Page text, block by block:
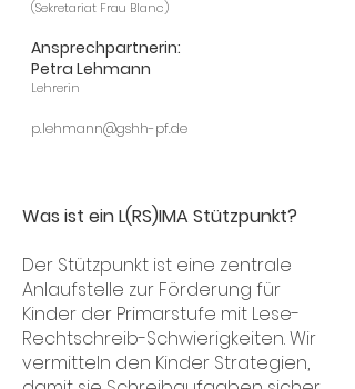
(Sekretariat Frau Blanc)
Ansprechpartnerin:
Petra Lehmann
Lehrerin
p.lehmann@gshh-pf.de
Was ist ein L(RS)IMA Stützpunkt?
Der Stützpunkt ist eine zentrale
Anlaufstelle zur Förderung für
Kinder der Primarstufe mit Lese-
Rechtschreib-Schwierigkeiten. Wir
vermitteln den Kinder Strategien,